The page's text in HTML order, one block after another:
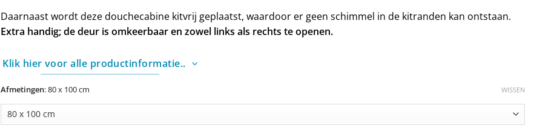
Daarnaast wordt deze douchecabine kitvrij geplaatst, waardoor er geen schimmel in de kitranden kan ontstaan.
Extra handig; de deur is omkeerbaar en zowel links als rechts te openen.
Klik hier voor alle productinformatie..
Afmetingen:80 x 100 cm WISSEN